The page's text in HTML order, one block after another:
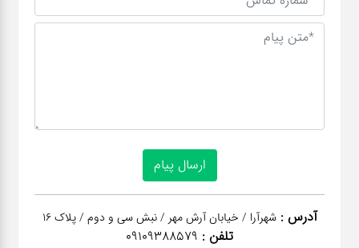
آدرس : شهرآرا / خیابان آرش مهر / نبش سی و دوم / پلاک 16
تلفن : 09109388579